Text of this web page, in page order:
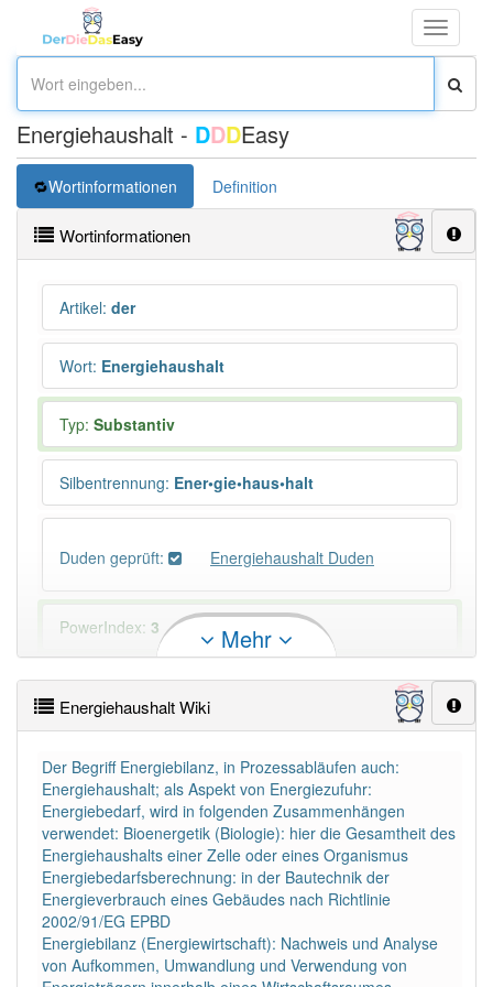
Toggle
Energiehaushalt - DDDEasy
Wortinformationen Definition
Wortinformationen
Artikel: der
Wort: Energiehaushalt
Typ: Substantiv
Silbentrennung: Ener•gie•haus•halt
Duden geprüft: Energiehaushalt Duden
PowerIndex: 3
Häufigkeit: 4 von 10
Wörter mit Endung -energiehaushaltaber mit einem
anderen Artikelder: 0
80% unserer Spielapp-Nutzer haben den Artikel
korrekt erraten.
Mehr
Energiehaushalt Wiki
Der Begriff Energiebilanz, in Prozessabläufen auch:
Energiehaushalt; als Aspekt von Energiezufuhr:
Energiebedarf, wird in folgenden Zusammenhängen
verwendet: Bioenergetik (Biologie): hier die Gesamtheit des
Energiehaushalts einer Zelle oder eines Organismus
Energiebedarfsberechnung: in der Bautechnik der
Energieverbrauch eines Gebäudes nach Richtlinie
2002/91/EG EPBD
Energiebilanz (Energiewirtschaft): Nachweis und Analyse
von Aufkommen, Umwandlung und Verwendung von